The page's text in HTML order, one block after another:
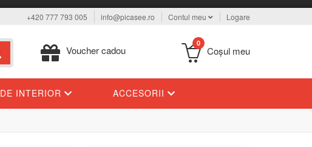
+420 777 793 005 info@picasee.ro Contul meu Logare
Voucher cadou
0
Coşul meu
DE INTERIOR ACCESORII